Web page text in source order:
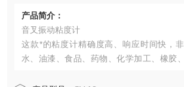
产品简介：
音叉振动粘度计
这款*的粘度计精确度高、响应时间快，
水、油漆、食品、药物、化学加工、橡胶